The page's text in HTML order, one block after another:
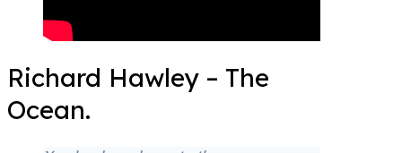
Richard Hawley – The
Ocean.